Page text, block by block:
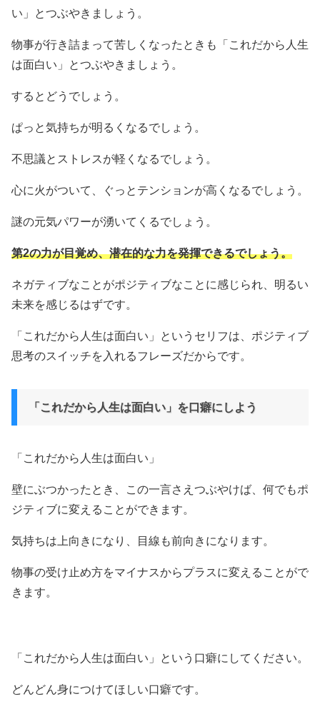
い」とつぶやきましょう。
物事が行き詰まって苦しくなったときも「これだから人生
は面白い」とつぶやきましょう。
するとどうでしょう。
ぱっと気持ちが明るくなるでしょう。
不思議とストレスが軽くなるでしょう。
心に火がついて、ぐっとテンションが高くなるでしょう。
謎の元気パワーが湧いてくるでしょう。
第2の力が目覚め、潜在的な力を発揮できるでしょう。
ネガティブなことがポジティブなことに感じられ、明るい
未来を感じるはずです。
「これだから人生は面白い」というセリフは、ポジティブ
思考のスイッチを入れるフレーズだからです。
「これだから人生は面白い」を口癖にしよう
「これだから人生は面白い」
壁にぶつかったとき、この一言さえつぶやけば、何でもポ
ジティブに変えることができます。
気持ちは上向きになり、目線も前向きになります。
物事の受け止め方をマイナスからプラスに変えることがで
きます。
「これだから人生は面白い」という口癖にしてください。
どんどん身につけてほしい口癖です。